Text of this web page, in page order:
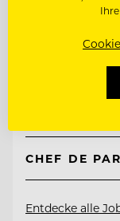
90471
CHEF DE
Entdecke alle